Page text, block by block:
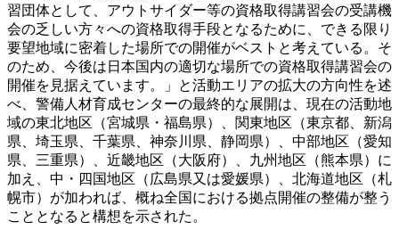
習団体として、アウトサイダー等の資格取得講習会の受講機
会の乏しい方々への資格取得手段となるために、できる限り
要望地域に密着した場所での開催がベストと考えている。そ
のため、今後は日本国内の適切な場所での資格取得講習会の
開催を見据えています。」と活動エリアの拡大の方向性を述
べ、警備人材育成センターの最終的な展開は、現在の活動地
域の東北地区（宮城県・福島県）、関東地区（東京都、新潟
県、埼玉県、千葉県、神奈川県、静岡県）、中部地区（愛知
県、三重県）、近畿地区（大阪府）、九州地区（熊本県）に
加え、中・四国地区（広島県又は愛媛県）、北海道地区（札
幌市）が加われば、概ね全国における拠点開催の整備が整う
こととなると構想を示された。